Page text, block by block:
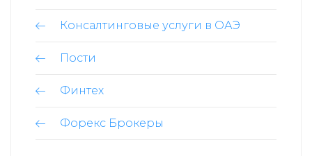
Консалтинговые услуги в ОАЭ
Пости
Финтех
Форекс Брокеры